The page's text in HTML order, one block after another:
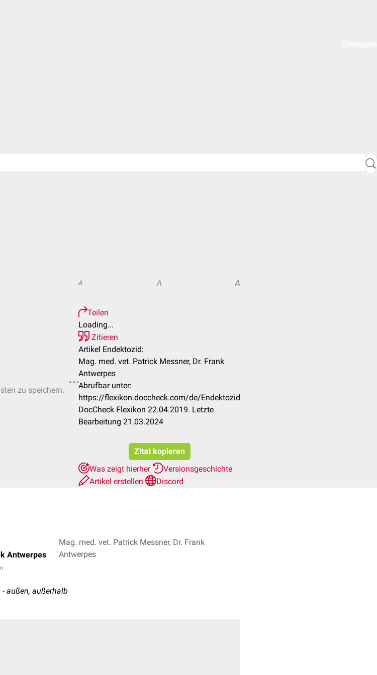
zu speichern.
A A A
Teilen
Loading...
Zitieren
Artikel Endektozid:
Mag. med. vet. Patrick Messner, Dr. Frank
Antwerpes
Abrufbar unter:
https://flexikon.doccheck.com/de/Endektozid
DocCheck Flexikon 22.04.2019. Letzte
Bearbeitung 21.03.2024
Zitat kopieren
Was zeigt hierher
Versionsgeschichte
Artikel erstellen
Discord
Antwerpes
Mag. med. vet. Patrick Messner, Dr. Frank
Antwerpes
außen, außerhalb